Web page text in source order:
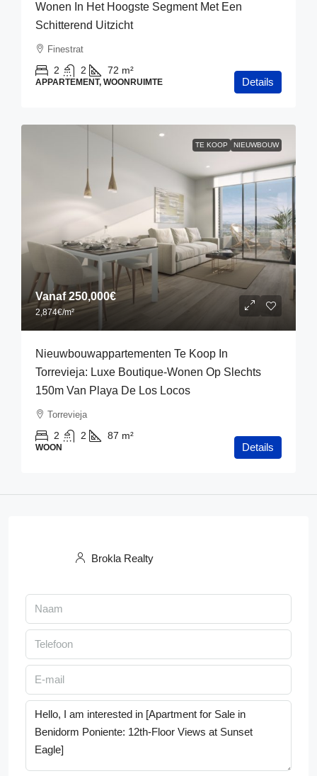
Wonen In Het Hoogste Segment Met Een
Schitterend Uitzicht
Finestrat
2 2 72 m²
APPARTEMENT, WOONRUIMTE Details
TE KOOP NIEUWBOUW
Vanaf250,000€
2,874€/m²
Nieuwbouwappartementen Te Koop In
Torrevieja: Luxe Boutique-Wonen Op Slechts
150m Van Playa De Los Locos
Torrevieja
2 2 87 m²
WOON Details
Brokla Realty